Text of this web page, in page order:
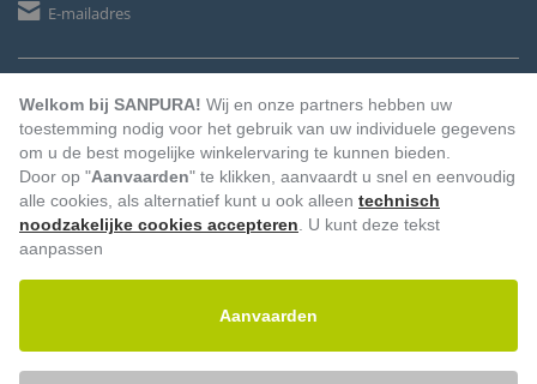
E-mailadres
Vooruitbetaling Factuur Automatische afschrijving
Welkom bij SANPURA! Wij en onze partners hebben uw
toestemming nodig voor het gebruik van uw individuele gegevens
om u de best mogelijke winkelervaring te kunnen bieden.
Door op "Aanvaarden" te klikken, aanvaardt u snel en eenvoudig
alle cookies, als alternatief kunt u ook alleen technisch
noodzakelijke cookies accepteren . U kunt deze tekst
aanpassen
Aanvaarden